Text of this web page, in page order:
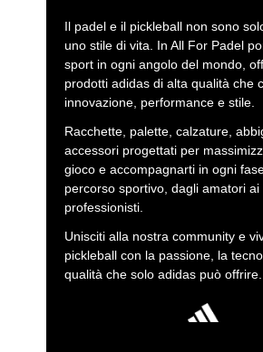
Il padel e il pickleball non sono
uno stile di vita. In All For Padel
sport in ogni angolo del mondo,
prodotti adidas di alta qualità che
innovazione, performance e stile.
Racchette, palette, calzature,
accessori progettati per
gioco e accompagnarti in ogni
percorso sportivo, dagli amatori ai
professionisti.
Unisciti alla nostra community e
pickleball con la passione, la
qualità che solo adidas può offrire.